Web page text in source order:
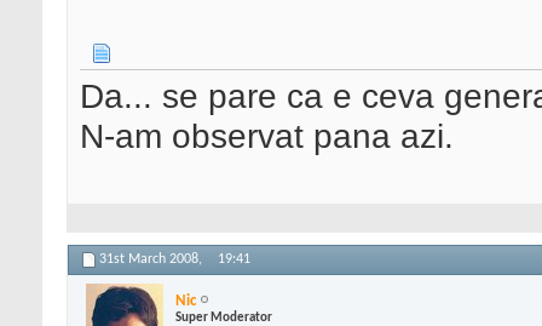
Da... se pare ca e ceva
N-am observat pana azi.
31st March 2008, 19:41
Nic
Super Moderator